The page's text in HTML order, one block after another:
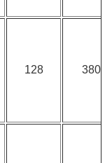
128 3800